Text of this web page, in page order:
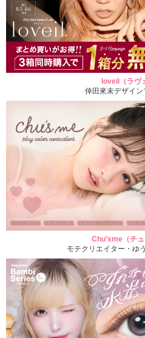
loveil（ラヴ
倖田來未デザイン
Chu'sme（チュ
モテクリエイター・ゆ